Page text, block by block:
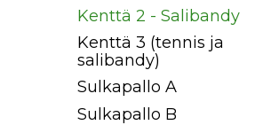
Kenttä 2 - Salibandy
Kenttä 3 (tennis ja
salibandy)
Sulkapallo A
Sulkapallo B